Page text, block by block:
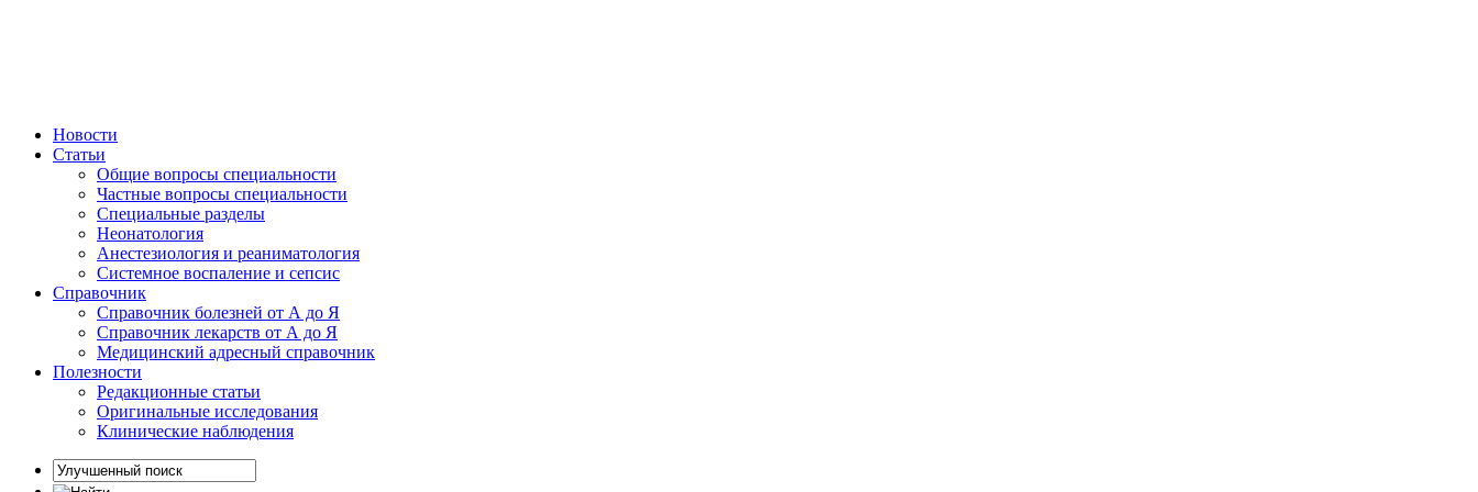
Новости
Статьи
Общие вопросы специальности
Частные вопросы специальности
Специальные разделы
Неонатология
Анестезиология и реаниматология
Системное воспаление и сепсис
Справочник
Справочник болезней от А до Я
Справочник лекарств от А до Я
Медицинский адресный справочник
Полезности
Редакционные статьи
Оригинальные исследования
Клинические наблюдения